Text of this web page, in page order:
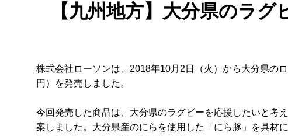
【九州地方】大分県のラ
株式会社ローソンは、2018年10月2日（火）から大分県の
円）を発売しました。
今回発売した商品は、大分県のラグビーを応援したいと考
案しました。大分県産のにらを使用した「にら豚」を具材